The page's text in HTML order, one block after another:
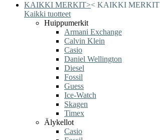
KAIKKI MERKIT>< KAIKKI MERKIT
Kaikki tuotteet
Huippumerkit
Armani Exchange
Calvin Klein
Casio
Daniel Wellington
Diesel
Fossil
Guess
Ice-Watch
Skagen
Timex
Älykellot
Casio